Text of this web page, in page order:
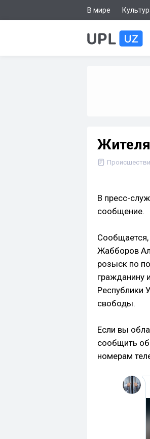
В мире
В пресс-
сообщение.
Жабборов
розыск по
гражданину
Республики
свободы.
Если вы
сообщить
номерам